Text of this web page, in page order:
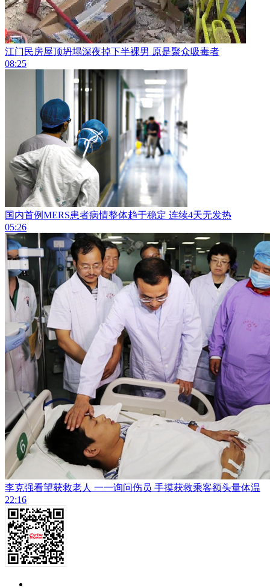
江门民房屋顶坍塌深夜掉下半裸男 原是聚众吸毒者
08:25
国内首例MERS患者病情整体趋于稳定 连续4天无发热
05:26
李克强看望获救老人 一一询问伤员 手摸获救乘客额头量体温
22:16